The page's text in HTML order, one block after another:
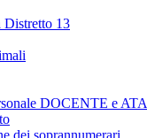
Distretto 13
DOCENTE e ATA
dei soprannumerari